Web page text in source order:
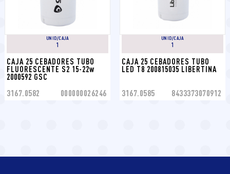
UNID/CAJA
1
CAJA 25 CEBADORES TUBO
FLUORESCENTE S2 15-22w
2000592 GSC
3167.0582 000000026246
UNID/CAJA
1
CAJA 25 CEBADORES TUBO
LED T8 200815035 LIBERTINA
3167.0585 8433373070912